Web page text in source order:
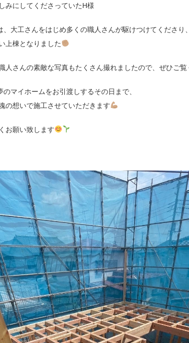
みにしてくださっていたH様
、大工さんをはじめ多くの職人さんが駆けつけてくださり
上棟となりました
人さんの素敵な写真もたくさん撮れましたので、ぜひご覧
のマイホームをお引渡しするその日まで、
の想いで施工させていただきます
お願い致します